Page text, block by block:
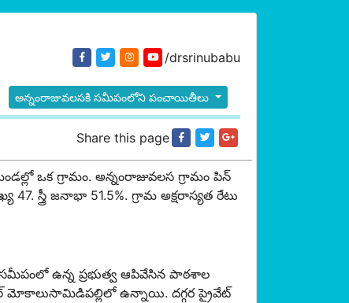
/drsrinubabu
అన్నంరాజువలసకి సమీపంలోని పంచాయితీలు
Share this page
ఒక గ్రామం. అన్నంరాజువలస గ్రామం పిన్
స్త్రీ జనాభా 51.5%. గ్రామ అక్షరాస్యత రేటు
ఉన్న ప్రభుత్వ ఆపివేసిన పాఠశాల
మోకాలుసామిడిపల్లిలో ఉన్నాయి. దగ్గర ప్రైవేట్